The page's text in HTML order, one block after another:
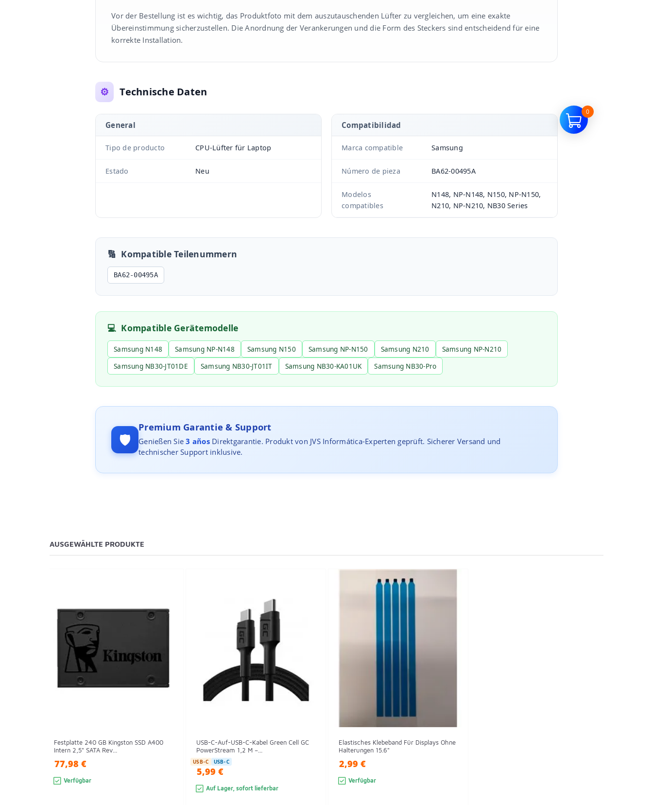
Vor der Bestellung ist es wichtig, das Produktfoto mit dem auszutauschenden Lüfter zu vergleichen, um eine exakte
Übereinstimmung sicherzustellen. Die Anordnung der Verankerungen und die Form des Steckers sind entscheidend für eine
korrekte Installation.
⚙️ Technische Daten
General
Tipo de producto CPU-Lüfter für Laptop
Estado Neu
Compatibilidad
Marca compatible Samsung
Número de pieza BA62-00495A
Modelos
compatibles
N148, NP-N148, N150, NP-N150,
N210, NP-N210, NB30 Series
🔢 Kompatible Teilenummern
BA62-00495A
💻 Kompatible Gerätemodelle
Samsung N148 Samsung NP-N148 Samsung N150 Samsung NP-N150 Samsung N210
Samsung NP-N210
Samsung NB30-JT01DE
Samsung NB30-JT01IT Samsung NB30-KA01UK Samsung NB30-Pro
🛡️
Premium Garantie & Support
Genießen Sie3 añosDirektgarantie. Produkt von JVS Informática-Experten geprüft. Sicherer Versand und
technischer Support inklusive.
AUSGEWÄHLTE PRODUKTE
Festplatte 240 GB Kingston SSD A400
Intern 2,5" SATA Rev...
77,98 €
Verfügbar
USB-C-Auf-USB-C-Kabel Green Cell GC
PowerStream 1,2 M –...
USB-C USB-C
5,99 €
Auf Lager, sofort lieferbar
Elastisches Klebeband Für Displays Ohne
Halterungen 15.6"
2,99 €
Verfügbar
0